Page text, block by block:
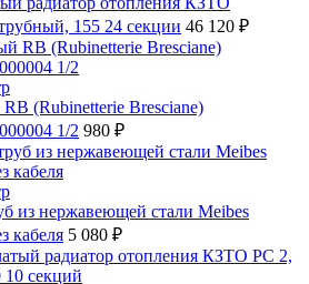
155 24 секции 46 120 ₽
(Rubinetterie Bresciane)
1/2 980 ₽
из нержавеющей стали Meibes
кабеля 5 080 ₽